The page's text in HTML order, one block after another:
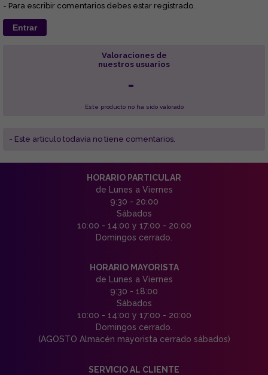
- Para escribir comentarios debes estar registrado.
Entrar
Valoraciones de
nuestros usuarios
-
Este producto no ha sido valorado
- Este articulo todavía no tiene comentarios.
HORARIO PARTICULAR
de Lunes a Viernes
9:30 - 20:00
Sábados
10:00 - 14:00 y 17:00 - 20:00
Domingos cerrado.
HORARIO MAYORISTA
de Lunes a Viernes
9:30 - 18:00
Sábados
10:00 - 14:00 y 17:00 - 20:00
Domingos cerrado.
(AGOSTO Almacén mayorista cerrado sábados)
SERVICIO AL CLIENTE